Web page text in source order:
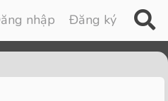
nhập Đăng ký